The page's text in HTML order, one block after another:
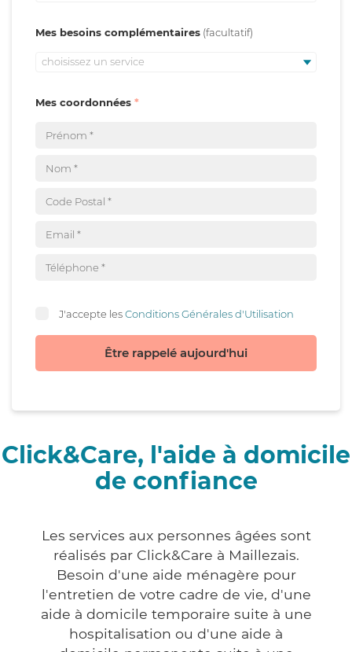
Mes besoins complémentaires
choisissez un service
Mes coordonnées
J'accepte lesConditions Générales d'Utilisation
Être rappelé aujourd'hui
Click&Care, l'aide à domicile
de confiance
Les services aux personnes âgées sont
réalisés par Click&Care à Maillezais.
Besoin d'une aide ménagère pour
l'entretien de votre cadre de vie, d'une
aide à domicile temporaire suite à une
hospitalisation ou d'une aide à